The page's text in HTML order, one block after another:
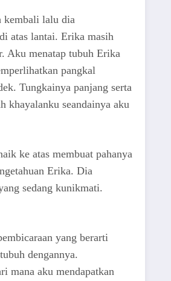
kembali lalu dia
atas lantai. Erika masih
Aku menatap tubuh Erika
pangkal
Tungkainya panjang serta
khayalanku seandainya aku
ke atas membuat pahanya
Erika. Dia
sedang kunikmati.
yang berarti
dengannya.
mana aku mendapatkan